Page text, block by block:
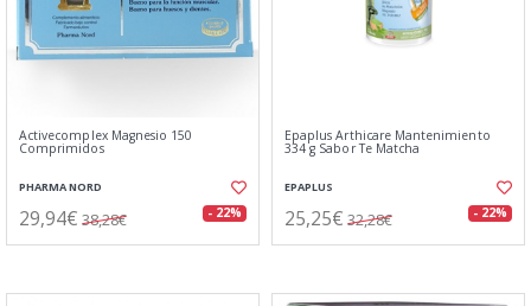
Activecomplex Magnesio 150
Comprimidos
PHARMA NORD
29,94€ 38,28€ - 22%
Epaplus Arthicare Mantenimiento
334 g Sabor Te Matcha
EPAPLUS
25,25€ 32,28€ - 22%